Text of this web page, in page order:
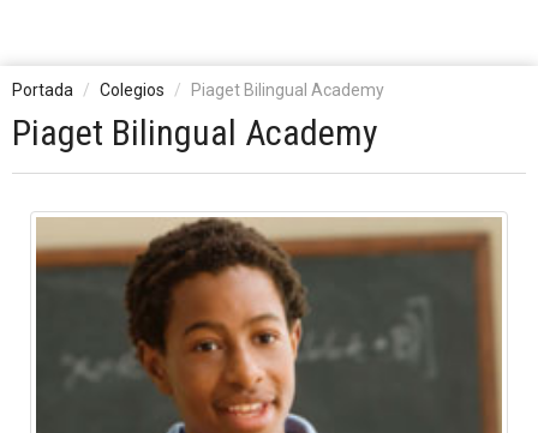
Portada Colegios Piaget Bilingual Academy
Piaget Bilingual Academy